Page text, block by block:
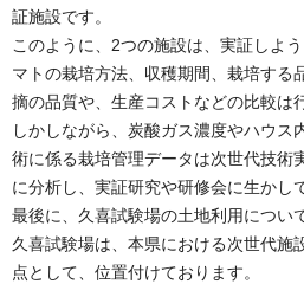
証施設です。
このように、2つの施設は、実証しよ
マトの栽培方法、収穫期間、栽培する
摘の品質や、生産コストなどの比較は
しかしながら、炭酸ガス濃度やハウス
術に係る栽培管理データは次世代技術
に分析し、実証研究や研修会に生かし
最後に、久喜試験場の土地利用につい
久喜試験場は、本県における次世代施
点として、位置付けております。